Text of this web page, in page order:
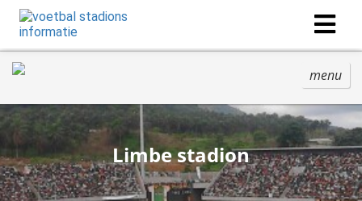
menu
Limbe stadion